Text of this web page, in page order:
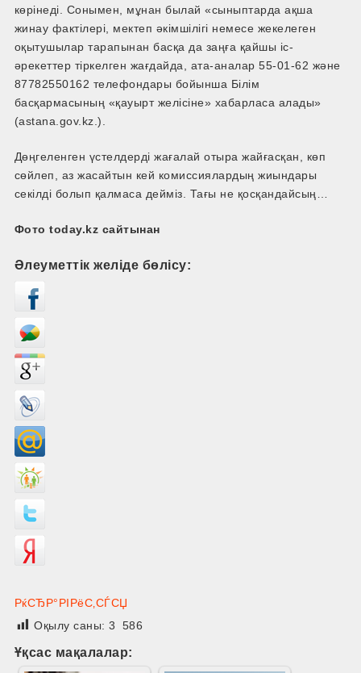
көрінеді. Сонымен, мұнан былай «сыныптарда ақша
жинау фактілері, мектеп әкімшілігі немесе жекелеген
оқытушылар тарапынан басқа да заңға қайшы іс-
әрекеттер тіркелген жағдайда, ата-аналар 55-01-62 және
87782550162 телефондары бойынша Білім
басқармасының «қауырт желісіне» хабарласа алады»
(astana.gov.kz.).
Дөңгеленген үстелдерді жағалай отыра жайғасқан, көп
сөйлеп, аз жасайтын кей комиссиялардың жиындары
секілді болып қалмаса дейміз. Тағы не қосқандайсың…
Фото today.kz сайтынан
Әлеуметтік желіде бөлісу:
РќСЂР°РІРёС‚СЃСЏ
Оқылу саны:3 586
Ұқсас мақалалар: